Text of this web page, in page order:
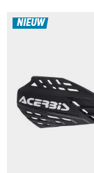
NIEUW